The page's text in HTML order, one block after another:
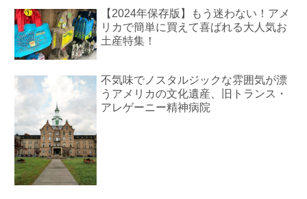
【2024年保存版】もう迷わない！アメ
リカで簡単に買えて喜ばれる大人気お
土産特集！
不気味でノスタルジックな雰囲気が漂
うアメリカの文化遺産、旧トランス・
アレゲーニー精神病院